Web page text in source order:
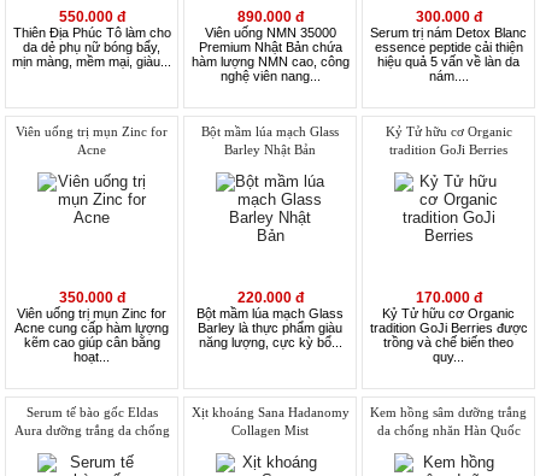
550.000 đ
Thiên Địa Phúc Tô làm cho
da dẻ phụ nữ bóng bẩy,
mịn màng, mềm mại, giàu...
890.000 đ
Viên uống NMN 35000
Premium Nhật Bản chứa
hàm lượng NMN cao, công
nghệ viên nang...
300.000 đ
Serum trị nám Detox Blanc
essence peptide cải thiện
hiệu quả 5 vấn về làn da
nám....
Viên uống trị mụn Zinc for
Acne
350.000 đ
Viên uống trị mụn Zinc for
Acne cung cấp hàm lượng
kẽm cao giúp cân bằng
hoạt...
Bột mầm lúa mạch Glass
Barley Nhật Bản
220.000 đ
Bột mầm lúa mạch Glass
Barley là thực phẩm giàu
năng lượng, cực kỳ bổ...
Kỷ Tử hữu cơ Organic
tradition GoJi Berries
170.000 đ
Kỷ Tử hữu cơ Organic
tradition GoJi Berries được
trồng và chế biến theo
quy...
Serum tế bào gốc Eldas
Aura dưỡng trắng da chống
Xịt khoáng Sana Hadanomy
Collagen Mist
Kem hồng sâm dưỡng trắng
da chống nhăn Hàn Quốc
Ginseng White Cream